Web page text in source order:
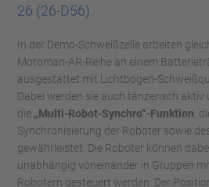
26 (26-D56).
In der Demo-Schweißzelle arbeiten
Motoman-AR-Reihe an einem
ausgestattet mit Lichtbogen-
Dabei werden sie auch tänzerisch
die „Multi-Robot-Synchro“-Funktion ,
Synchronisierung der Roboter sowie
gewährleistet. Die Roboter können
unabhängig voneinander in Gruppen
Robotern gesteuert werden. Der